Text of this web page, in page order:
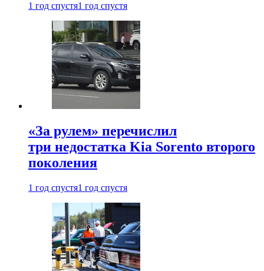
1 год спустя1 год спустя
«За рулем» перечислил
три недостатка Kia Sorento второго
поколения
1 год спустя1 год спустя